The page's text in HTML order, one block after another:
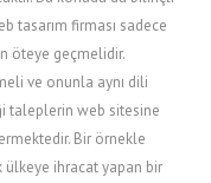
tasarım firması sadece
öteye geçmelidir.
ve onunla aynı dili
taleplerin web sitesine
Bir örnekle
ülkeye ihracat yapan bir